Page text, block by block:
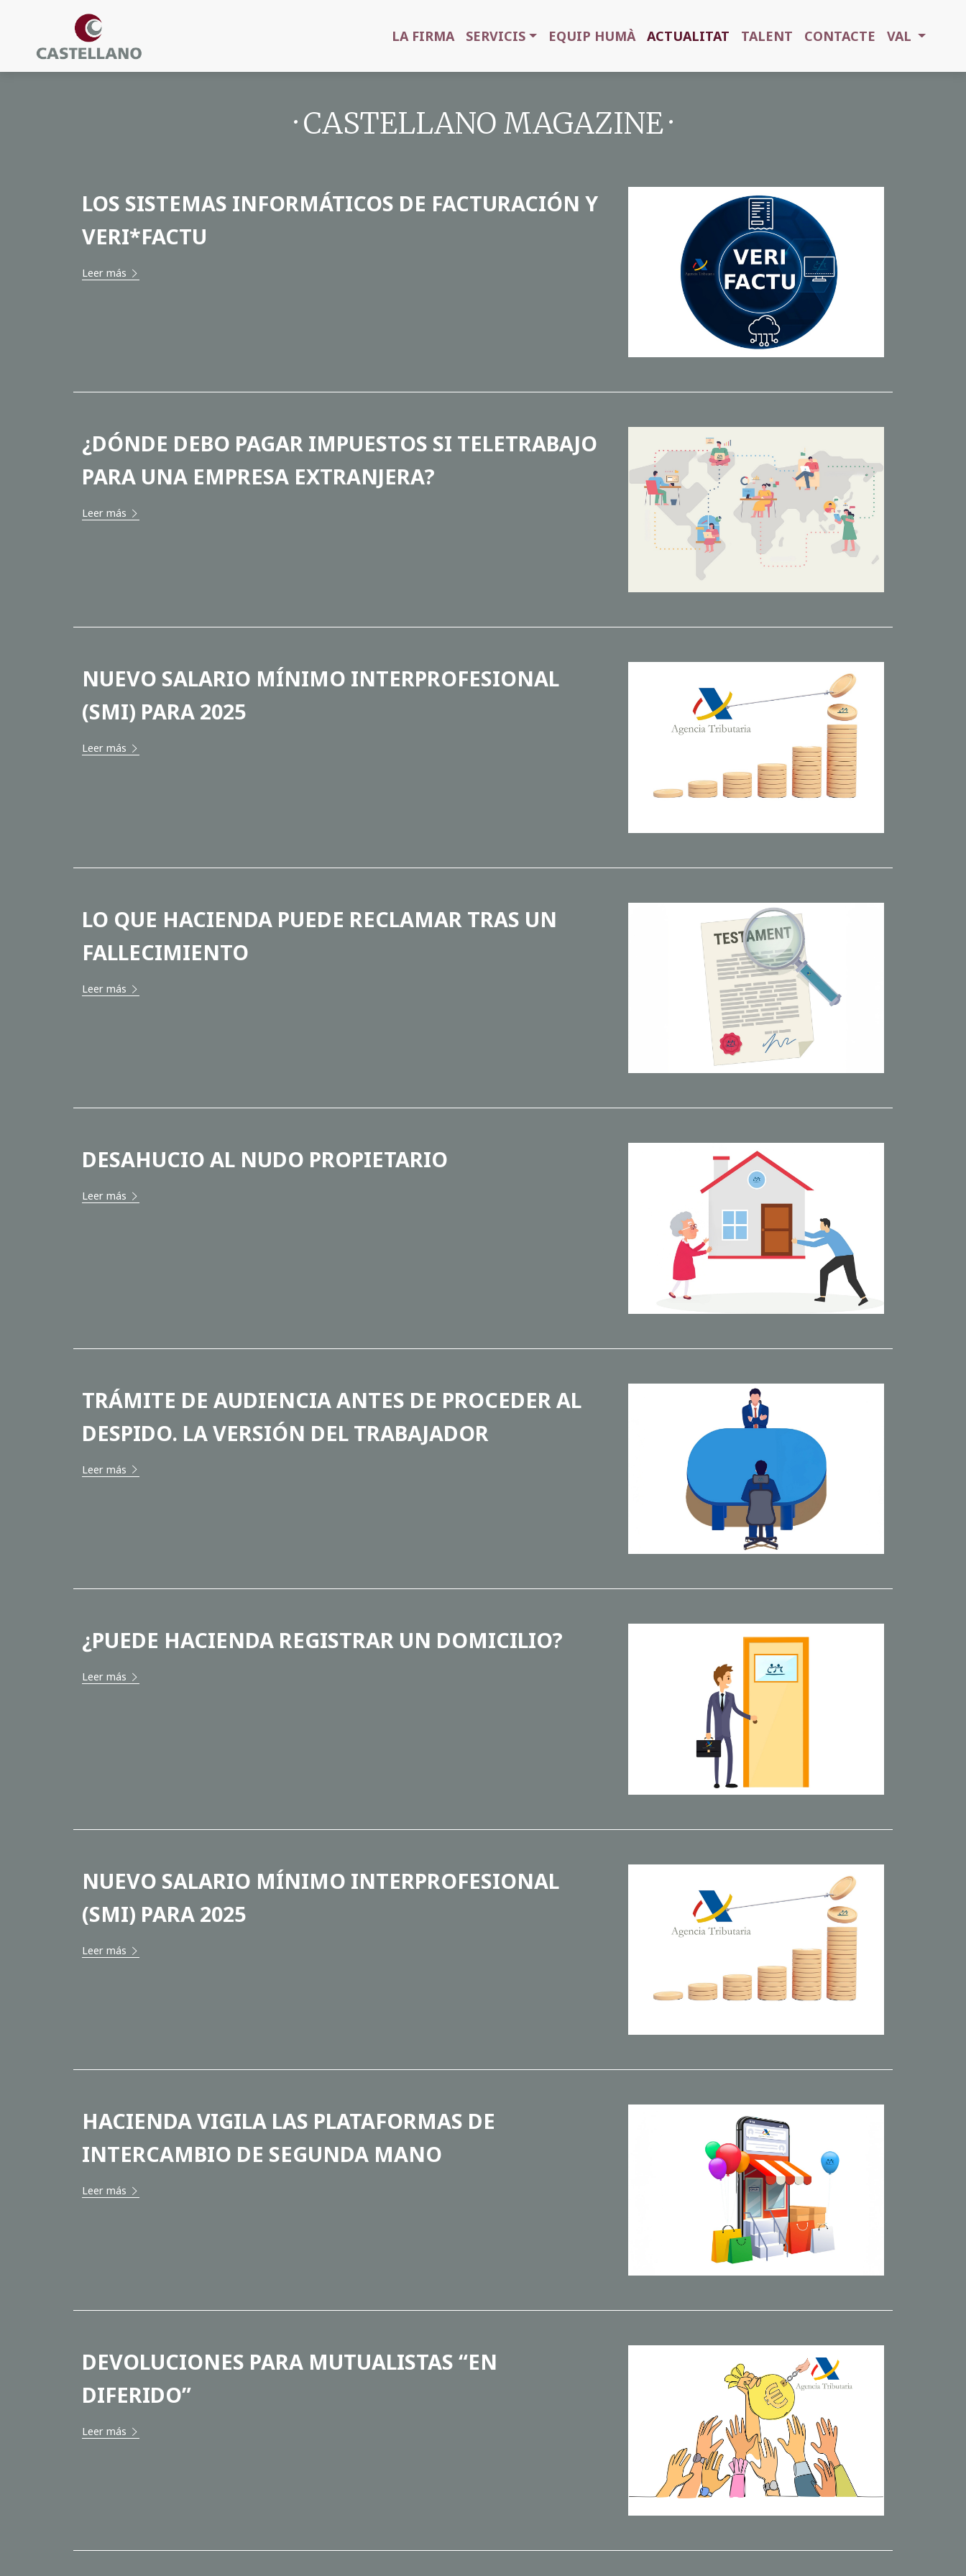
LA FIRMA SERVICIS EQUIP HUMÀ ACTUALITAT TALENT CONTACTE VAL
· CASTELLANO MAGAZINE ·
LOS SISTEMAS INFORMÁTICOS DE FACTURACIÓN Y
VERI*FACTU
Leer más
¿DÓNDE DEBO PAGAR IMPUESTOS SI TELETRABAJO
PARA UNA EMPRESA EXTRANJERA?
Leer más
NUEVO SALARIO MÍNIMO INTERPROFESIONAL
(SMI) PARA 2025
Leer más
LO QUE HACIENDA PUEDE RECLAMAR TRAS UN
FALLECIMIENTO
Leer más
DESAHUCIO AL NUDO PROPIETARIO
Leer más
TRÁMITE DE AUDIENCIA ANTES DE PROCEDER AL
DESPIDO. LA VERSIÓN DEL TRABAJADOR
Leer más
¿PUEDE HACIENDA REGISTRAR UN DOMICILIO?
Leer más
NUEVO SALARIO MÍNIMO INTERPROFESIONAL
(SMI) PARA 2025
Leer más
HACIENDA VIGILA LAS PLATAFORMAS DE
INTERCAMBIO DE SEGUNDA MANO
Leer más
DEVOLUCIONES PARA MUTUALISTAS “EN
DIFERIDO”
Leer más